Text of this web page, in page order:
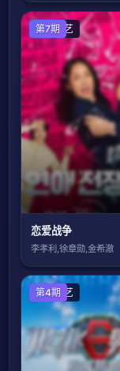
日韩综艺
第7期
恋爱战争
李孝利,徐章勋,金希澈
大陆综艺
第4期